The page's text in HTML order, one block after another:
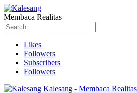
Membaca Realitas
Likes
Followers
Subscribers
Followers
Kalesang - Membaca Realitas